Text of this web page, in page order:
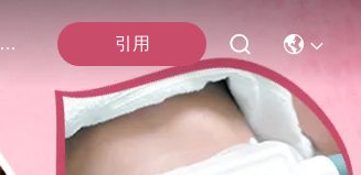
会社のニュース 引用